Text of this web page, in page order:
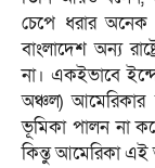
চেপে ধরার অনেক
বাংলাদেশ অন্য
না। একইভাবে
অঞ্চল) আমেরিকার
ভূমিকা পালন না
কিন্তু আমেরিকা এই